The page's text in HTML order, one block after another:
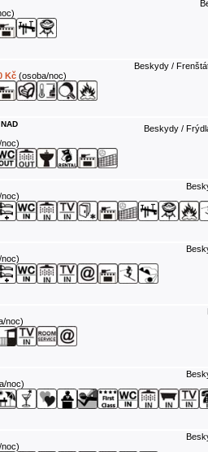
Beskydy /
Kč(osoba/noc)
Beskydy /
noc)
noc)